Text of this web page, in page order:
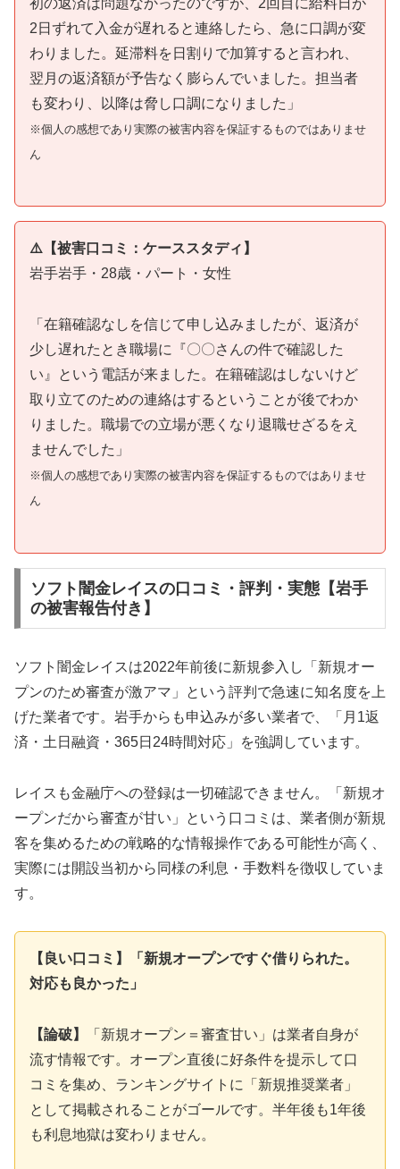
2日ずれて入金が遅れると連絡したら、急に口調が変
わりました。延滞料を日割りで加算すると言われ、
翌月の返済額が予告なく膨らんでいました。担当者
も変わり、以降は脅し口調になりました」
※個人の感想であり実際の被害内容を保証するものではありませ
ん
⚠️【被害口コミ：ケーススタディ】
岩手岩手・28歳・パート・女性
「在籍確認なしを信じて申し込みましたが、返済が
少し遅れたとき職場に『〇〇さんの件で確認した
い』という電話が来ました。在籍確認はしないけど
取り立てのための連絡はするということが後でわか
りました。職場での立場が悪くなり退職せざるをえ
ませんでした」
※個人の感想であり実際の被害内容を保証するものではありませ
ん
ソフト闇金レイスの口コミ・評判・実態【岩手
の被害報告付き】
ソフト闇金レイスは2022年前後に新規参入し「新規オー
プンのため審査が激アマ」という評判で急速に知名度を上
げた業者です。岩手からも申込みが多い業者で、「月1返
済・土日融資・365日24時間対応」を強調しています。
レイスも金融庁への登録は一切確認できません。「新規オ
ープンだから審査が甘い」という口コミは、業者側が新規
客を集めるための戦略的な情報操作である可能性が高く、
実際には開設当初から同様の利息・手数料を徴収していま
す。
【良い口コミ】「新規オープンですぐ借りられた。
対応も良かった」
【論破】
「新規オープン＝審査甘い」は業者自身が
流す情報です。オープン直後に好条件を提示して口
コミを集め、ランキングサイトに「新規推奨業者」
として掲載されることがゴールです。半年後も1年後
も利息地獄は変わりません。